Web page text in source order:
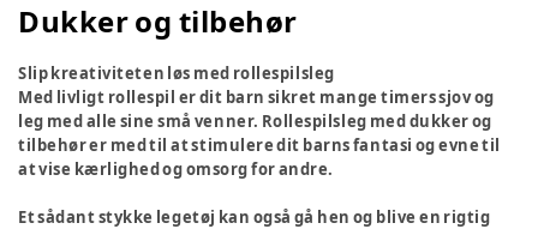
Dukker og tilbehør
Slip kreativiteten løs med rollespilsleg
Med livligt rollespil er dit barn sikret mange timers sjov og
leg med alle sine små venner. Rollespilsleg med dukker og
tilbehør er med til at stimulere dit barns fantasi og evne til
at vise kærlighed og omsorg for andre.
Et sådant stykke legetøj kan også gå hen og blive en rigtig